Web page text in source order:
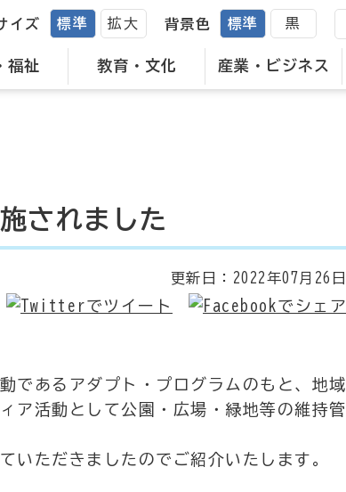
福祉 教育・文化 産業・ビジネス
イズ 標準 拡大 背景色 標準 黒
されました
更新日： 2022年07月26日
であるアダプト・プログラムのもと、地域
ア活動として公園・広場・緑地等の維持管
ただきましたのでご紹介いたします。